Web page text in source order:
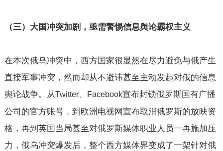
（三）大国冲突加剧，亟需警惕信息舆论霸权主义
在本次俄乌冲突中，西方国家很显然在尽力避免与俄产生
直接军事冲突，然而却从不避讳甚至主动发起对俄的信息
舆论战争。从Twitter、 Facebook宣布封锁俄罗斯国有广播
公司的官方账号，到欧洲电视网宣布取消俄罗斯的放映资
格，再到英国当局甚至对俄罗斯媒体职业人员一再施加压
力，俄乌冲突爆发后，整个西方媒体界变成了一架针对俄